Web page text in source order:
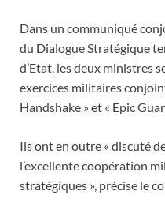
Dans un communiqué
du Dialogue Stratégique
d’Etat, les deux ministres
exercices militaires
Handshake » et « Epic
Ils ont en outre « discuté
l’excellente coopération
stratégiques », précise le